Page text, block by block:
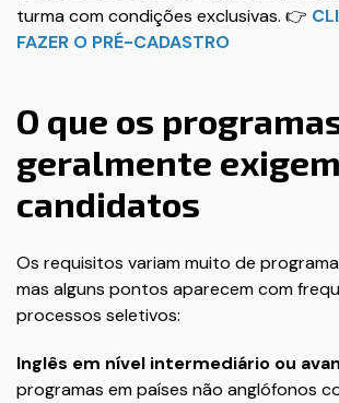
turma com condições exclusivas. 👉
FAZER O PRÉ-CADASTRO
O que os
geralmente
candidatos
Os requisitos variam muito de
mas alguns pontos aparecem com
processos seletivos:
Inglês em nível intermediário ou
programas em países não anglófonos